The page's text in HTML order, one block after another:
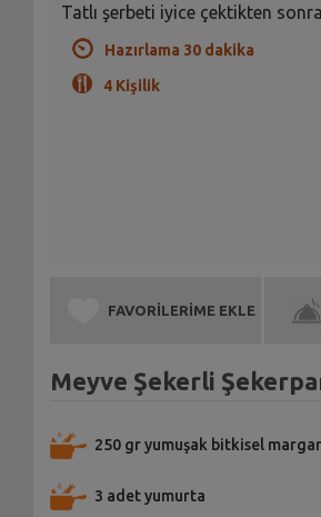
Tatlı şerbeti iyice çektikten
Hazırlama 30 dakika
4 Kişilik
FAVORİLERİME EKLE
Meyve Şekerli
250 gr yumuşak bitkisel
3 adet yumurta